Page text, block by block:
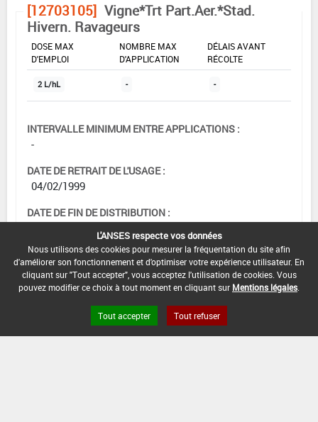
[12703105] Vigne*Trt Part.Aer.*Stad.
Hivern. Ravageurs
DOSE MAX
D'EMPLOI
NOMBRE MAX
D'APPLICATION
DÉLAIS AVANT
RÉCOLTE
2 L/hL - -
INTERVALLE MINIMUM ENTRE APPLICATIONS :
-
DATE DE RETRAIT DE L'USAGE :
04/02/1999
DATE DE FIN DE DISTRIBUTION :
DATE DE FIN D'UTILISATION :
-
L'ANSES respecte vos données
Nous utilisons des cookies pour mesurer la fréquentation du site afin
d'améliorer son fonctionnement et d'optimiser votre expérience utilisateur. En
cliquant sur "Tout accepter", vous acceptez l'utilisation de cookies. Vous
pouvez modifier ce choix à tout moment en cliquant sur Mentions légales
Tout accepter Tout refuser